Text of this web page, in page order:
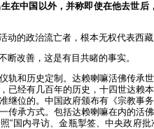
在中国以外，并称即使在他去世后
的政治流亡者，根本无权代表西藏
改善，这是有目共睹的事实。
轨和历史定制。达赖喇嘛活佛传承
已经有几百年的历史，十四世达赖
继位的。中国政府颁布有《宗教事
传承方式。包括达赖喇嘛在内的活
“国内寻访、金瓶掣签、中央政府批